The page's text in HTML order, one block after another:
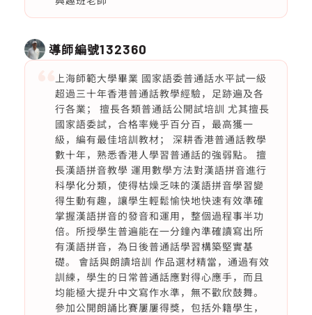
導師編號132360
上海師範大學畢業 國家語委普通話水平試一級
超過三十年香港普通話教學經驗，足跡遍及各
行各業； 擅長各類普通話公開試培訓 尤其擅長
國家語委試，合格率幾乎百分百，最高獲一
級，編有最佳培訓教材； 深耕香港普通話教學
數十年，熟悉香港人學習普通話的強弱點。 擅
長漢語拼音教學 運用數學方法對漢語拼音進行
科學化分類，使得枯燥乏味的漢語拼音學習變
得生動有趣，讓學生輕鬆愉快地快速有效準確
掌握漢語拼音的發音和運用，整個過程事半功
倍。所授學生普遍能在一分鐘內準確讀寫出所
有漢語拼音，為日後普通話學習構築堅實基
礎。 會話與朗讀培訓 作品選材精當，通過有效
訓練，學生的日常普通話應對得心應手，而且
均能極大提升中文寫作水準，無不歡欣鼓舞。
參加公開朗誦比賽屢屢得獎，包括外籍學生，